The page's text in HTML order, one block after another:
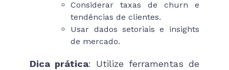
Considerar taxas de churn e
tendências de clientes.
Usar dados setoriais e insights
de mercado.
Dica prática: Utilize ferramentas de